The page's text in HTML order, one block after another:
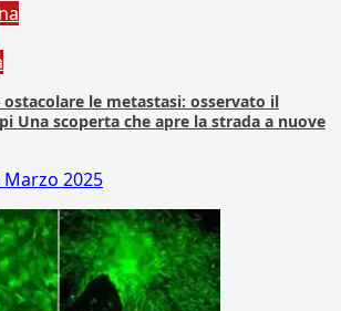
ostacolare le metastasi: osservato il
Una scoperta che apre la strada a nuove
Marzo 2025